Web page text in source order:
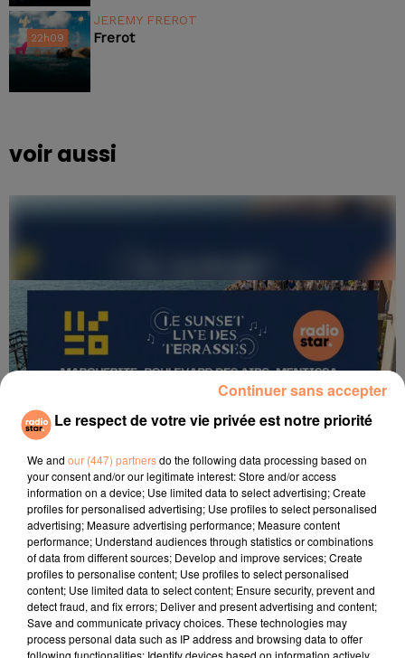
22h09
22h09
JEREMY FREROT
Frerot
voir aussi
23 juin 2026
Les Sunset Live des Terrasses 2026
La programmation des Sunset Live des Terrasses est là
Le respect de votre vie privée est notre priorité
We and our (447) partnersdo the following data processing based on
your consent and/or our legitimate interest: Store and/or access
information on a device; Use limited data to select advertising; Create
profiles for personalised advertising; Use profiles to select personalised
advertising; Measure advertising performance; Measure content
performance; Understand audiences through statistics or combinations
of data from different sources; Develop and improve services; Create
profiles to personalise content; Use profiles to select personalised
content; Use limited data to select content; Ensure security, prevent and
detect fraud, and fix errors; Deliver and present advertising and content;
Save and communicate privacy choices. These technologies may
process personal data such as IP address and browsing data to offer
following functionalities: Identify devices based on information actively
Continuer sans accepter